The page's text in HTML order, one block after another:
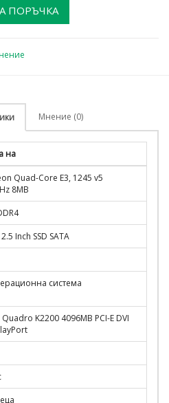
ПОРЪЧКА
Мнение (0)
на
Quad-Core E3, 1245 v5
8MB
Inch SSD SATA
система
Quadro K2200 4096MB PCI-E DVI